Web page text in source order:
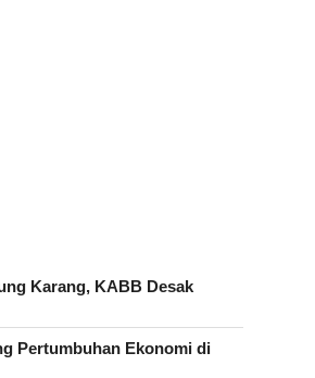
Karang, KABB Desak
Pertumbuhan Ekonomi di